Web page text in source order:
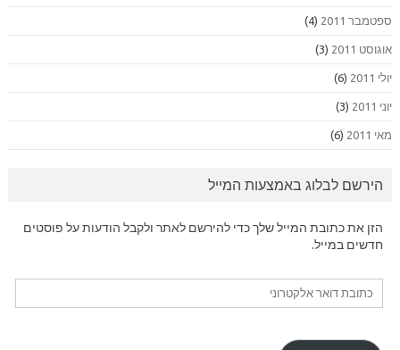
ספטמבר 2011 (4)
אוגוסט 2011 (3)
יולי 2011 (6)
יוני 2011 (3)
מאי 2011 (6)
הירשם לבלוג באמצעות המייל
הזן את כתובת המייל שלך כדי להירשם לאתר ולקבל הודעות על פוסטים
חדשים במייל.